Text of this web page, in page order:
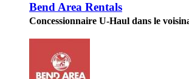
Bend Area Rentals
Concessionnaire U-Haul dans le